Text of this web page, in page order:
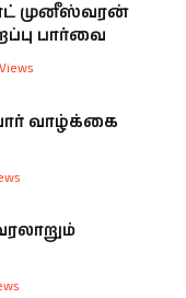
முனீஸ்வரன்
பார்வை
Views
வாழ்க்கை